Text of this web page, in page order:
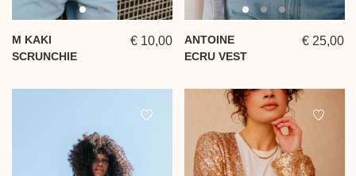
M KAKI
SCRUNCHIE
€ 10,00
ANTOINE
ECRU VEST
€ 25,00